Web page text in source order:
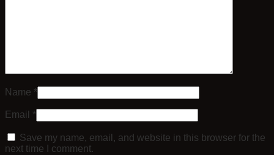
Name *
Email *
Save my name, email, and website in this browser for the
next time I comment.